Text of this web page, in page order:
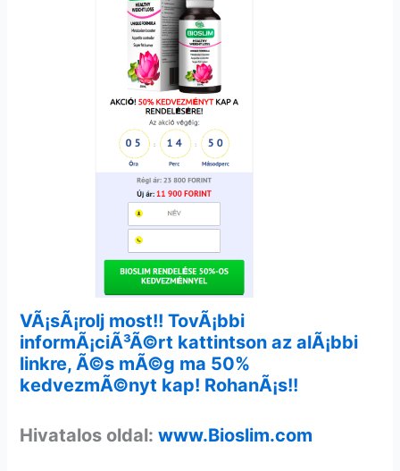
VÃ¡sÃ¡rolj most!! TovÃ¡bbi
informÃ¡ciÃ³Ã©rt kattintson az alÃ¡bbi
linkre, Ã©s mÃ©g ma 50%
kedvezmÃ©nyt kap! RohanÃ¡s!!
Hivatalos oldal:www.Bioslim.com